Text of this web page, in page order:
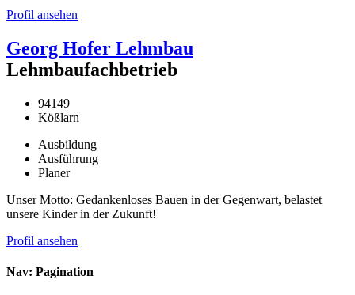
Profil ansehen
Georg Hofer Lehmbau
Lehmbaufachbetrieb
94149
Kößlarn
Ausbildung
Ausführung
Planer
Unser Motto: Gedankenloses Bauen in der Gegenwart, belastet
unsere Kinder in der Zukunft!
Profil ansehen
Nav: Pagination